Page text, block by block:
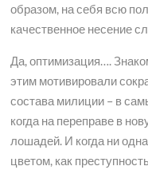
образом, на себя всю
качественное несение
Да, оптимизация….
этим мотивировали
состава милиции – в
когда на переправе в
лошадей. И когда ни
цветом, как